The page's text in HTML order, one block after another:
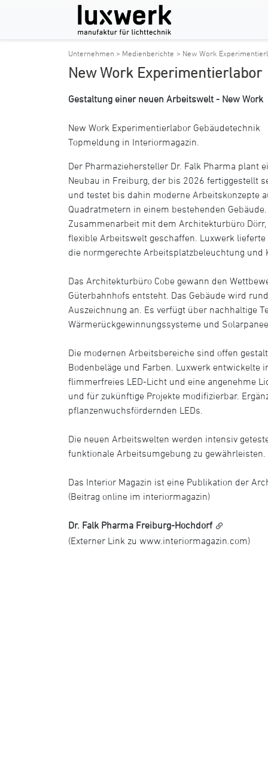
Unternehmen > Medienberichte > New Work
New Work Experimentierlabor
Gestaltung einer neuen Arbeitswelt - New Work
New Work Experimentierlabor Gebäudetechnik
Topmeldung in Interiormagazin.
Der Pharmaziehersteller Dr. Falk Pharma plant
Neubau in Freiburg, der bis 2026 fertiggestellt
und testet bis dahin moderne Arbeitskonzepte
Quadratmetern in einem bestehenden Gebäude.
Zusammenarbeit mit dem Architekturbüro
flexible Arbeitswelt geschaffen. Luxwerk
die normgerechte Arbeitsplatzbeleuchtung und
Das Architekturbüro Cobe gewann den
Güterbahnhofs entsteht. Das Gebäude wird
Auszeichnung an. Es verfügt über nachhaltige
Wärmerückgewinnungssysteme und
Die modernen Arbeitsbereiche sind offen
Bodenbeläge und Farben. Luxwerk entwickelte
flimmerfreies LED-Licht und eine angenehme
und für zukünftige Projekte modifizierbar.
pflanzenwuchsfördernden LEDs.
Die neuen Arbeitswelten werden intensiv
funktionale Arbeitsumgebung zu gewährleisten.
Das Interior Magazin ist eine Publikation der
(Beitrag online im interiormagazin)
Dr. Falk Pharma Freiburg-Hochdorf
(Externer Link zu www.interiormagazin.com)